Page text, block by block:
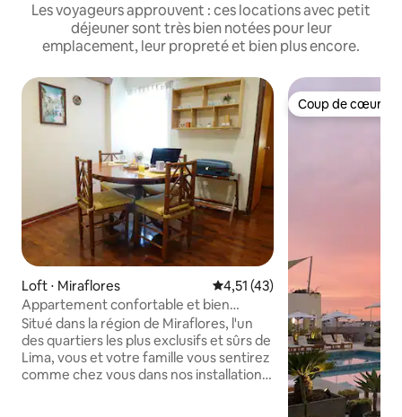
Les voyageurs approuvent : ces locations avec petit
déjeuner sont très bien notées pour leur
emplacement, leur propreté et bien plus encore.
Loft ⋅ Miraflores Évaluation moyenne sur la
4,51 (43)
Appartement confortable et bien
équipé - Miraflores
Situé dans la région de Miraflores, l'un
des quartiers les plus exclusifs et sûrs de
Lima, vous et votre famille vous sentirez
comme chez vous dans nos installations.
Coup de cœur
Coup de cœur